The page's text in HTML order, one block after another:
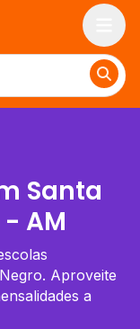
Santa
AM
Aproveite
a